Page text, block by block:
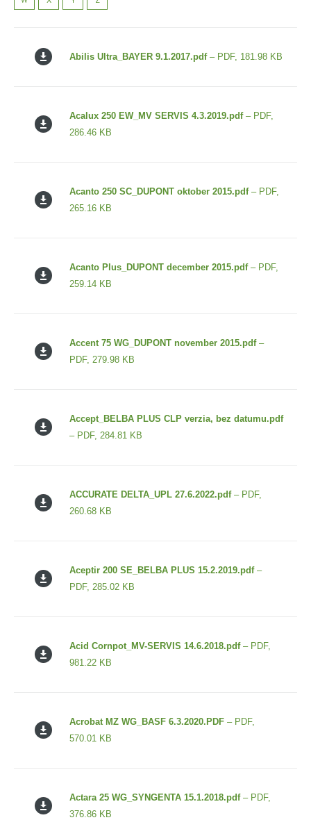
Abilis Ultra_BAYER 9.1.2017.pdf– PDF, 181.98 KB
Acalux 250 EW_MV SERVIS 4.3.2019.pdf– PDF,
286.46 KB
Acanto 250 SC_DUPONT oktober 2015.pdf– PDF,
265.16 KB
Acanto Plus_DUPONT december 2015.pdf– PDF,
259.14 KB
Accent 75 WG_DUPONT november 2015.pdf–
PDF, 279.98 KB
Accept_BELBA PLUS CLP verzia, bez datumu.pdf
– PDF, 284.81 KB
ACCURATE DELTA_UPL 27.6.2022.pdf– PDF,
260.68 KB
Aceptir 200 SE_BELBA PLUS 15.2.2019.pdf–
PDF, 285.02 KB
Acid Cornpot_MV-SERVIS 14.6.2018.pdf– PDF,
981.22 KB
Acrobat MZ WG_BASF 6.3.2020.PDF – PDF,
570.01 KB
Actara 25 WG_SYNGENTA 15.1.2018.pdf– PDF,
376.86 KB